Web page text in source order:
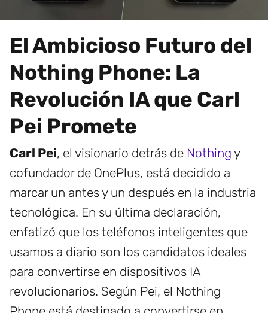
El Ambicioso Futuro del
Nothing Phone: La
Revolución IA que Carl
Pei Promete
Carl Pei, el visionario detrás de Nothing y
cofundador de OnePlus, está decidido a
marcar un antes y un después en la industria
tecnológica. En su última declaración,
enfatizó que los teléfonos inteligentes que
usamos a diario son los candidatos ideales
para convertirse en dispositivos IA
revolucionarios. Según Pei, el Nothing